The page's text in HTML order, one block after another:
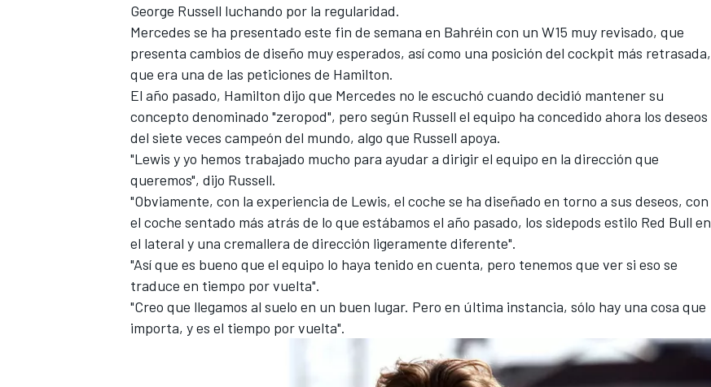
George Russell luchando por la regularidad.
Mercedes se ha presentado este fin de semana en Bahréin con un W15 muy revisado, que
presenta cambios de diseño muy esperados, así como una posición del cockpit más retrasada,
que era una de las peticiones de Hamilton.
El año pasado, Hamilton dijo que Mercedes no le escuchó cuando decidió mantener su
concepto denominado "zeropod", pero según Russell el equipo ha concedido ahora los deseos
del siete veces campeón del mundo, algo que Russell apoya.
"Lewis y yo hemos trabajado mucho para ayudar a dirigir el equipo en la dirección que
queremos", dijo Russell.
"Obviamente, con la experiencia de Lewis, el coche se ha diseñado en torno a sus deseos, con
el coche sentado más atrás de lo que estábamos el año pasado, los sidepods estilo Red Bull en
el lateral y una cremallera de dirección ligeramente diferente".
"Así que es bueno que el equipo lo haya tenido en cuenta, pero tenemos que ver si eso se
traduce en tiempo por vuelta".
"Creo que llegamos al suelo en un buen lugar. Pero en última instancia, sólo hay una cosa que
importa, y es el tiempo por vuelta".